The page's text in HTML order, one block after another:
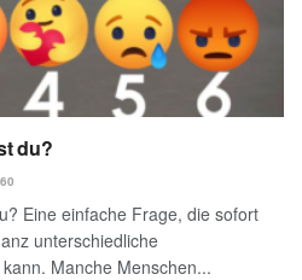
du?
60
Eine einfache Frage, die sofort
unterschiedliche
Manche Menschen...